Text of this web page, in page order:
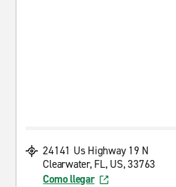
24141 Us Highway 19 N
Clearwater, FL, US, 33763
Como llegar